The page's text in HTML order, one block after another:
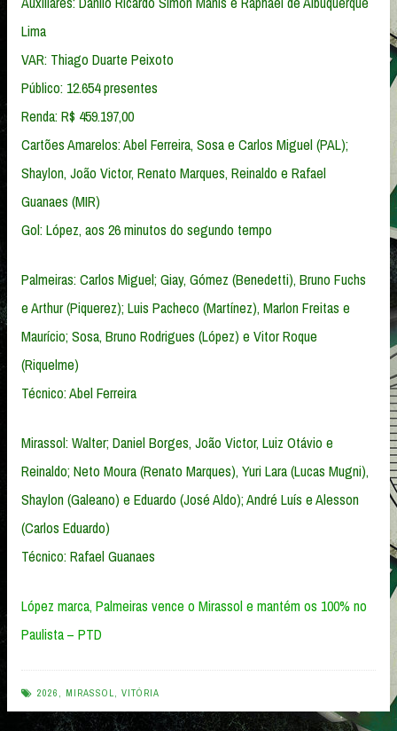
Lima
VAR: Thiago Duarte Peixoto
Público: 12.654 presentes
Renda: R$ 459.197,00
Cartões Amarelos: Abel Ferreira, Sosa e Carlos Miguel (PAL);
Shaylon, João Victor, Renato Marques, Reinaldo e Rafael
Guanaes (MIR)
Gol: López, aos 26 minutos do segundo tempo
Palmeiras: Carlos Miguel; Giay, Gómez (Benedetti), Bruno Fuchs
e Arthur (Piquerez); Luis Pacheco (Martínez), Marlon Freitas e
Maurício; Sosa, Bruno Rodrigues (López) e Vitor Roque
(Riquelme)
Técnico: Abel Ferreira
Mirassol: Walter; Daniel Borges, João Victor, Luiz Otávio e
Reinaldo; Neto Moura (Renato Marques), Yuri Lara (Lucas Mugni),
Shaylon (Galeano) e Eduardo (José Aldo); André Luís e Alesson
(Carlos Eduardo)
Técnico: Rafael Guanaes
López marca, Palmeiras vence o Mirassol e mantém os 100% no
Paulista – PTD
2026 , MIRASSOL, VITÓRIA